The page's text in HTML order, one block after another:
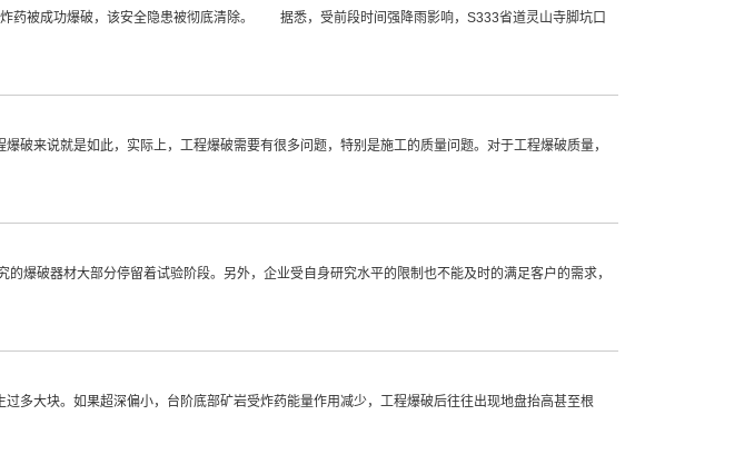
被成功爆破，该安全隐患被彻底清除。 据悉，受前段时间强降雨影响，S333省道灵山寺脚坑口
来说就是如此，实际上，工程爆破需要有很多问题，特别是施工的质量问题。对于工程爆破质量，
破器材大部分停留着试验阶段。另外，企业受自身研究水平的限制也不能及时的满足客户的需求，
多大块。如果超深偏小，台阶底部矿岩受炸药能量作用减少，工程爆破后往往出现地盘抬高甚至根